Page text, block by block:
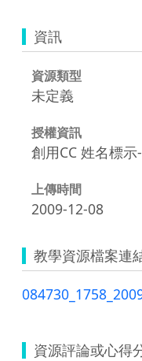
資訊
資源類型
未定義
授權資訊
創用CC 姓名標
上傳時間
2009-12-08
教學資源檔案連
資源評論或心得